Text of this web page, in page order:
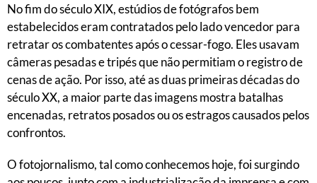
No fim do século XIX, estúdios de fotógrafos bem
estabelecidos eram contratados pelo lado vencedor para
retratar os combatentes após o cessar-fogo. Eles usavam
câmeras pesadas e tripés que não permitiam o registro de
cenas de ação. Por isso, até as duas primeiras décadas do
século XX, a maior parte das imagens mostra batalhas
encenadas, retratos posados ou os estragos causados pelos
confrontos.
O fotojornalismo, tal como conhecemos hoje, foi surgindo